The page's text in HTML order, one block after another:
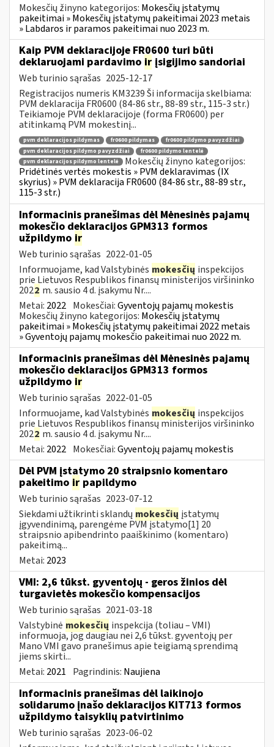
Mokesčių žinyno kategorijos: Mokesčių įstatymų
pakeitimai » Mokesčių įstatymų pakeitimai 2023 metais
» Labdaros ir paramos pakeitimai nuo 2023 m.
Kaip PVM deklaracijoje FR0600 turi būti
deklaruojami pardavimo ir įsigijimo sandoriai
Web turinio sąrašas 2025-12-17
Registracijos numeris KM3239 Ši informacija skelbiama:
PVM deklaracija FR0600 (84-86 str., 88-89 str., 115-3 str.)
Teikiamoje PVM deklaracijoje (forma FR0600) per
atitinkamą PVM mokestinį...
pvm deklaracijos pildymas fr0600 pildymas
fr0600 pildymo pavyzdžiai
pvm deklaracijos pildymo pavyzdžiai
fr0600 pildymo lentelė
pvm deklaracijos pildymo lentelė
Mokesčių žinyno kategorijos:
Pridėtinės vertės mokestis » PVM deklaravimas (IX
skyrius) » PVM deklaracija FR0600 (84-86 str., 88-89 str.,
115-3 str.)
Informacinis pranešimas dėl Mėnesinės pajamų
mokesčio deklaracijos GPM313 formos
užpildymo ir
Web turinio sąrašas 2022-01-05
Informuojame, kad Valstybinės mokesčių inspekcijos
prie Lietuvos Respublikos finansų ministerijos viršininko
2022 m. sausio 4 d. įsakymu Nr....
Metai: 2022 Mokesčiai:Gyventojų pajamų mokestis
Mokesčių žinyno kategorijos: Mokesčių įstatymų
pakeitimai » Mokesčių įstatymų pakeitimai 2022 metais
» Gyventojų pajamų mokesčio pakeitimai nuo 2022 m.
Informacinis pranešimas dėl Mėnesinės pajamų
mokesčio deklaracijos GPM313 formos
užpildymo ir
Web turinio sąrašas 2022-01-05
Informuojame, kad Valstybinės mokesčių inspekcijos
prie Lietuvos Respublikos finansų ministerijos viršininko
2022 m. sausio 4 d. įsakymu Nr....
Metai: 2022 Mokesčiai:Gyventojų pajamų mokestis
Dėl PVM įstatymo 20 straipsnio komentaro
pakeitimo ir papildymo
Web turinio sąrašas 2023-07-12
Siekdami užtikrinti sklandų mokesčių įstatymų
įgyvendinimą, parengėme PVM įstatymo[1] 20
straipsnio apibendrinto paaiškinimo (komentaro)
pakeitimą...
Metai: 2023
VMI: 2,6 tūkst. gyventojų - geros žinios dėl
turgavietės mokesčio kompensacijos
Web turinio sąrašas 2021-03-18
Valstybinė mokesčių inspekcija (toliau – VMI)
informuoja, jog daugiau nei 2,6 tūkst. gyventojų per
Mano VMI gavo pranešimus apie teigiamą sprendimą
jiems skirti...
Metai: 2021 Pagrindinis: Naujiena
Informacinis pranešimas dėl laikinojo
solidarumo įnašo deklaracijos KIT713 formos
užpildymo taisyklių patvirtinimo
Web turinio sąrašas 2023-06-02